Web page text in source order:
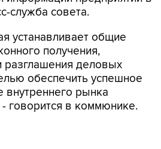
служба совета.
устанавливает общие
получения,
разглашения деловых
обеспечить успешное
внутреннего рынка
- говорится в коммюнике.